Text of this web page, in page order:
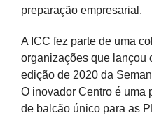
preparação empresarial.
A ICC fez parte de uma
organizações que lançou
edição de 2020 da
O inovador Centro é uma
de balcão único para as